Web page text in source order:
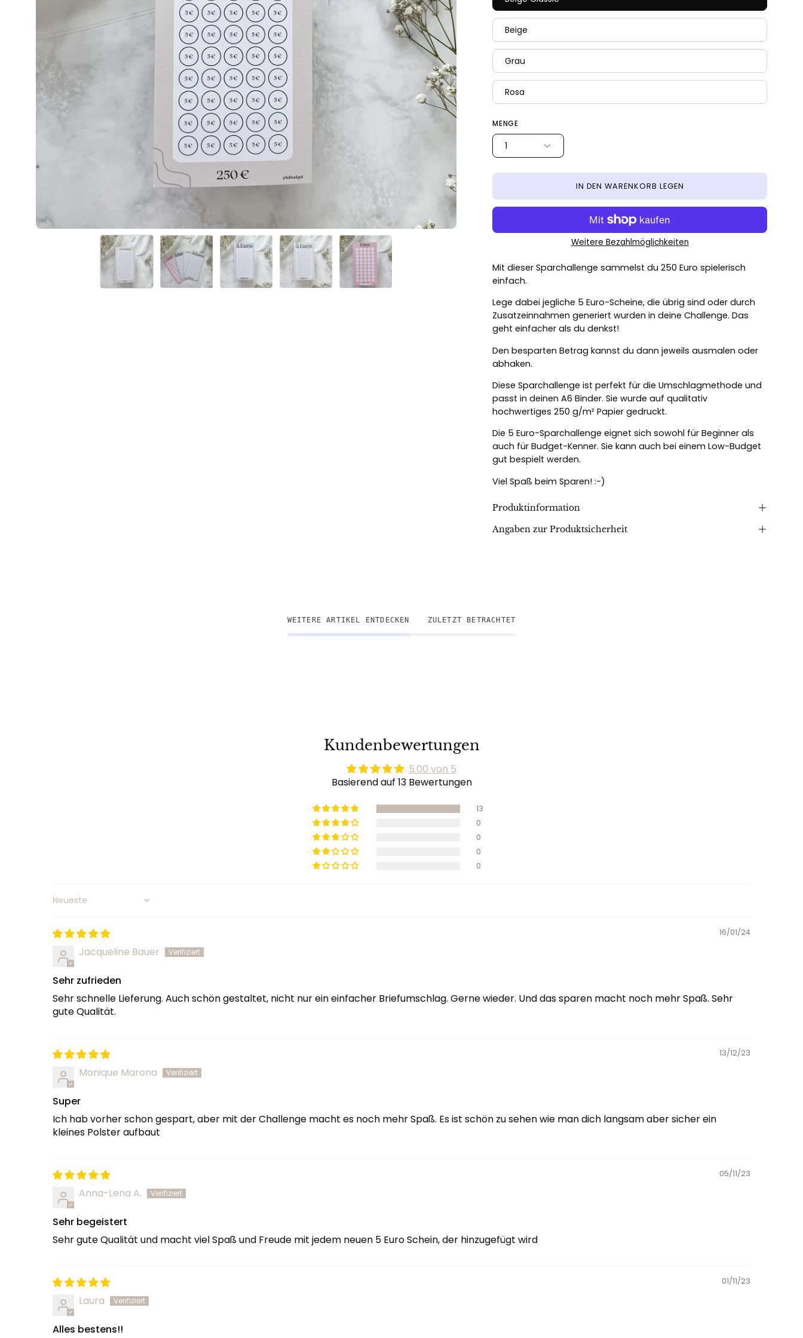
Beige
Grau
Rosa
MENGE
1
IN DEN WARENKORB LEGEN
Weitere Bezahlmöglichkeiten
Mit dieser Sparchallenge sammelst du 250 Euro spielerisch
einfach.
Lege dabei jegliche 5 Euro-Scheine, die übrig sind oder durch
Zusatzeinnahmen generiert wurden in deine Challenge. Das
geht einfacher als du denkst!
Den besparten Betrag kannst du dann jeweils ausmalen oder
abhaken.
Diese Sparchallenge ist perfekt für die Umschlagmethode und
passt in deinen A6 Binder. Sie wurde auf qualitativ
hochwertiges 250 g/m² Papier gedruckt.
Die 5 Euro-Sparchallenge eignet sich sowohl für Beginner als
auch für Budget-Kenner. Sie kann auch bei einem Low-Budget
gut bespielt werden.
Viel Spaß beim Sparen! :-)
Produktinformation
Angaben zur Produktsicherheit
WEITERE ARTIKEL ENTDECKEN ZULETZT BETRACHTET
Kundenbewertungen
5.00 von 5
Basierend auf 13 Bewertungen
13
0
0
0
0
Sort by
16/01/24
Jacqueline Bauer
Sehr zufrieden
Sehr schnelle Lieferung. Auch schön gestaltet, nicht nur ein einfacher Briefumschlag. Gerne wieder. Und das sparen macht noch mehr Spaß. Sehr
gute Qualität.
13/12/23
Monique Marona
Super
Ich hab vorher schon gespart, aber mit der Challenge macht es noch mehr Spaß. Es ist schön zu sehen wie man dich langsam aber sicher ein
kleines Polster aufbaut
05/11/23
Anna-Lena A.
Sehr begeistert
Sehr gute Qualität und macht viel Spaß und Freude mit jedem neuen 5 Euro Schein, der hinzugefügt wird
01/11/23
Laura
Alles bestens!!